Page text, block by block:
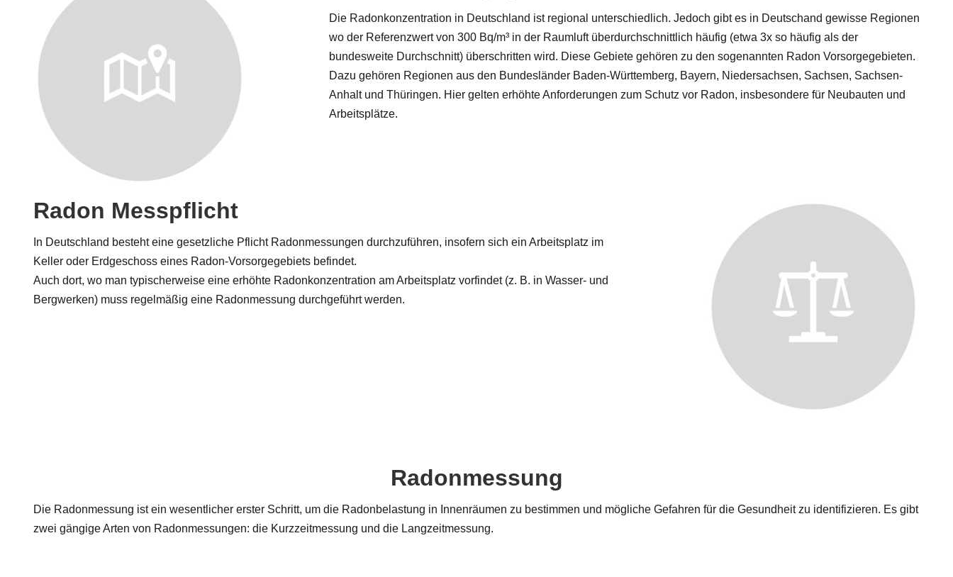
Die Radonkonzentration in Deutschland ist regional unterschiedlich. Jedoch gibt es in Deutschand gewisse Regionen
wo der Referenzwert von 300 Bq/m³ in der Raumluft überdurchschnittlich häufig (etwa 3x so häufig als der
bundesweite Durchschnitt) überschritten wird. Diese Gebiete gehören zu den sogenannten Radon Vorsorgegebieten.
Dazu gehören Regionen aus den Bundesländer Baden-Württemberg, Bayern, Niedersachsen, Sachsen, Sachsen-
Anhalt und Thüringen. Hier gelten erhöhte Anforderungen zum Schutz vor Radon, insbesondere für Neubauten und
Arbeitsplätze.
Radon Messpflicht
In Deutschland besteht eine gesetzliche Pflicht Radonmessungen durchzuführen, insofern sich ein Arbeitsplatz im
Keller oder Erdgeschoss eines Radon-Vorsorgegebiets befindet.
Auch dort, wo man typischerweise eine erhöhte Radonkonzentration am Arbeitsplatz vorfindet (z. B. in Wasser- und
Bergwerken) muss regelmäßig eine Radonmessung durchgeführt werden.
Radonmessung
Die Radonmessung ist ein wesentlicher erster Schritt, um die Radonbelastung in Innenräumen zu bestimmen und mögliche Gefahren für die Gesundheit zu identifizieren. Es gibt
zwei gängige Arten von Radonmessungen: die Kurzzeitmessung und die Langzeitmessung.